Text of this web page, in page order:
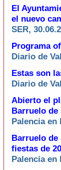
El
el nuevo
SER,
Programa
Diario de
Estas son
Diario de
Abierto el
Barruelo de
Palencia en
Barruelo de
fiestas de
Palencia en